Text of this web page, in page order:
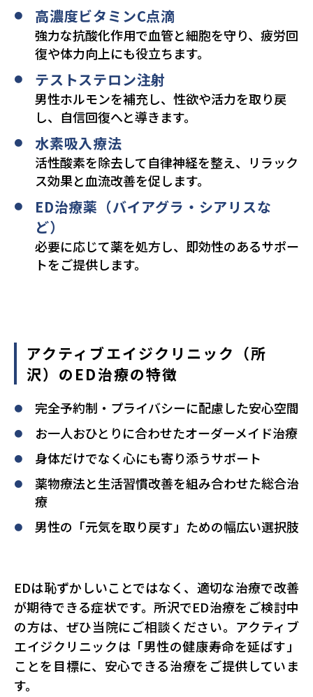
高濃度ビタミンC点滴
強力な抗酸化作用で血管と細胞を守り、疲労回
復や体力向上にも役立ちます。
テストステロン注射
男性ホルモンを補充し、性欲や活力を取り戻
し、自信回復へと導きます。
水素吸入療法
活性酸素を除去して自律神経を整え、リラック
ス効果と血流改善を促します。
ED治療薬（バイアグラ・シアリスな
ど）
必要に応じて薬を処方し、即効性のあるサポー
トをご提供します。
アクティブエイジクリニック（所
沢）のED治療の特徴
完全予約制・プライバシーに配慮した安心空間
お一人おひとりに合わせたオーダーメイド治療
身体だけでなく心にも寄り添うサポート
薬物療法と生活習慣改善を組み合わせた総合治
療
男性の「元気を取り戻す」ための幅広い選択肢
EDは恥ずかしいことではなく、適切な治療で改善
が期待できる症状です。所沢でED治療をご検討中
の方は、ぜひ当院にご相談ください。アクティブ
エイジクリニックは「男性の健康寿命を延ばす」
ことを目標に、安心できる治療をご提供していま
す。